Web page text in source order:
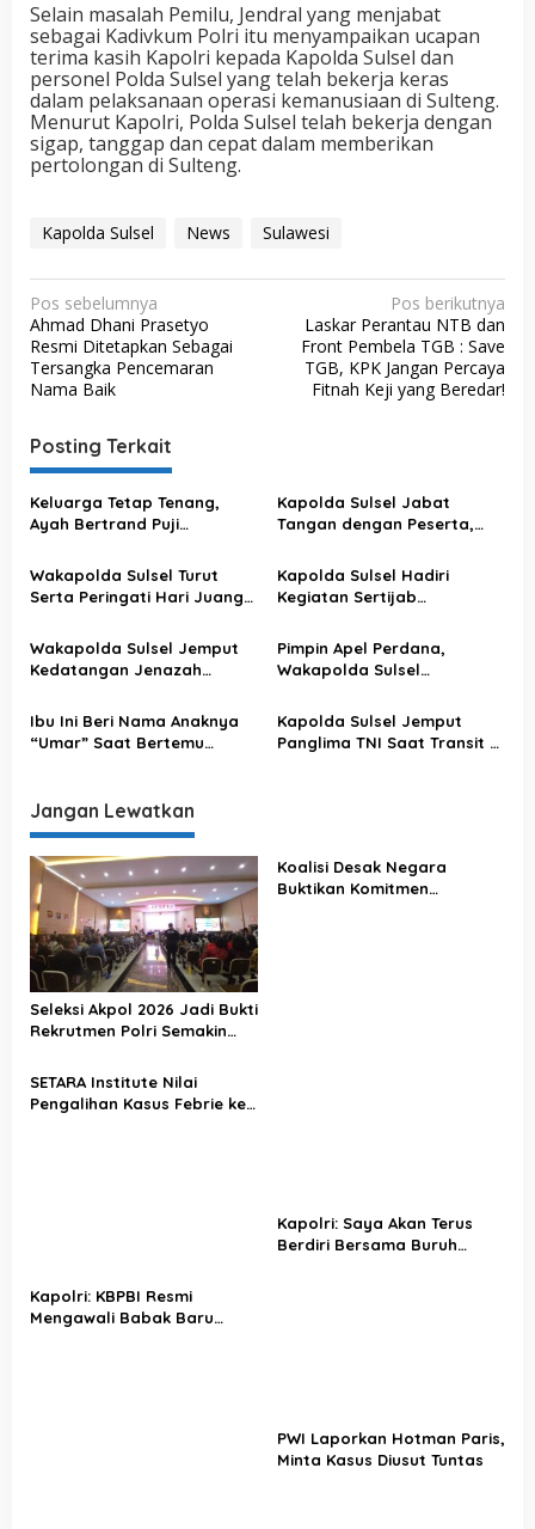
Selain masalah Pemilu, Jendral yang menjabat
sebagai Kadivkum Polri itu menyampaikan ucapan
terima kasih Kapolri kepada Kapolda Sulsel dan
personel Polda Sulsel yang telah bekerja keras
dalam pelaksanaan operasi kemanusiaan di Sulteng.
Menurut Kapolri, Polda Sulsel telah bekerja dengan
sigap, tanggap dan cepat dalam memberikan
pertolongan di Sulteng.
Kapolda Sulsel News Sulawesi
N
a
v
i
g
a
s
i
p
o
s
Pos sebelumnya
Ahmad Dhani Prasetyo
Resmi Ditetapkan Sebagai
Tersangka Pencemaran
Nama Baik
Pos berikutnya
Laskar Perantau NTB dan
Front Pembela TGB : Save
TGB, KPK Jangan Percaya
Fitnah Keji yang Beredar!
Posting Terkait
Keluarga Tetap Tenang,
Ayah Bertrand Puji
Kapolda Sulsel Jabat
Tangan dengan Peserta,
Wakapolda Sulsel Turut
Serta Peringati Hari Juang
Kapolda Sulsel Hadiri
Kegiatan Sertijab
AU Sultan Hasanuddin
Wakapolda Sulsel Jemput
Kedatangan Jenazah
Sultan Hasanuddin
Pimpin Apel Perdana,
Wakapolda Sulsel
Ibu Ini Beri Nama Anaknya
“Umar” Saat Bertemu
Kapolda Sulsel Jemput
Panglima TNI Saat Transit Di
Jangan Lewatkan
Seleksi Akpol 2026 Jadi Bukti
Rekrutmen Polri Semakin
Koalisi Desak Negara
Buktikan Komitmen
SETARA Institute Nilai
Pengalihan Kasus Febrie ke
Kapolri: Saya Akan Terus
Berdiri Bersama Buruh
Kapolri: KBPBI Resmi
Mengawali Babak Baru
PWI Laporkan Hotman Paris,
Minta Kasus Diusut Tuntas